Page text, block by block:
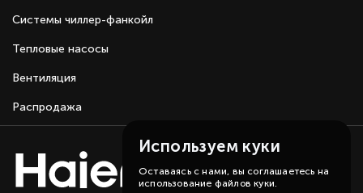
Системы чиллер-фанкойл
Тепловые насосы
Вентиляция
Распродажа
Используем куки
Оставаясь с нами, вы соглашаетесь на
использование файлов куки.